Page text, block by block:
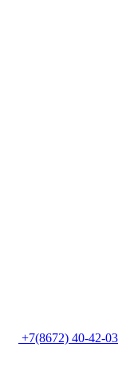
+7(8672) 40-42-03